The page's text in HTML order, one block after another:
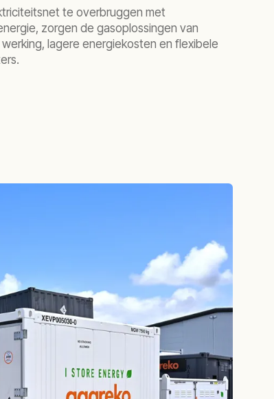
te overbruggen met
zorgen de gasoplossingen van
lagere energiekosten en flexibele